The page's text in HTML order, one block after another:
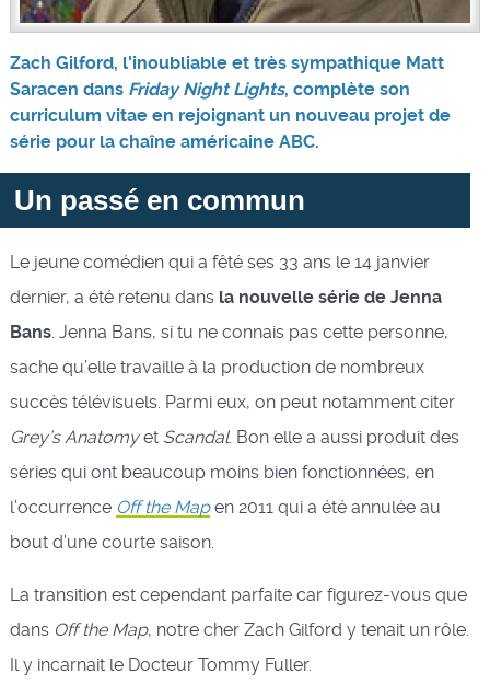
Zach Gilford, l'inoubliable et très sympathique Matt
Saracen dans Friday Night Lights, complète son
curriculum vitae en rejoignant un nouveau projet de
série pour la chaîne américaine ABC.
Un passé en commun
Le jeune comédien qui a fêté ses 33 ans le 14 janvier
dernier, a été retenu dans la nouvelle série de Jenna
Bans. Jenna Bans, si tu ne connais pas cette personne,
sache qu’elle travaille à la production de nombreux
succès télévisuels. Parmi eux, on peut notamment citer
Grey’s Anatomyet Scandal. Bon elle a aussi produit des
séries qui ont beaucoup moins bien fonctionnées, en
l’occurrence Off the Mapen 2011 qui a été annulée au
bout d’une courte saison.
La transition est cependant parfaite car figurez-vous que
dans Off the Map, notre cher Zach Gilford y tenait un rôle.
Il y incarnait le Docteur Tommy Fuller.